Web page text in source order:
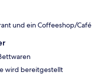
und ein Coffeeshop/Café
wird bereitgestellt